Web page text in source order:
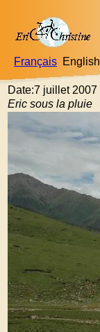
Français English
Date:7 juillet 2007
Eric sous la pluie